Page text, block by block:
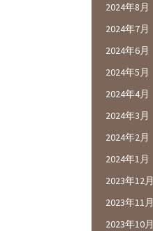
2024年8月
2024年7月
2024年6月
2024年5月
2024年4月
2024年3月
2024年2月
2024年1月
2023年12月
2023年11月
2023年10月